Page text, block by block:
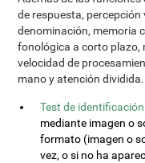
de respuesta,
denominación, memoria
fonológica a corto plazo,
velocidad de
mano y atención dividida.
Test de
mediante imagen o
formato (imagen o
vez, o si no ha